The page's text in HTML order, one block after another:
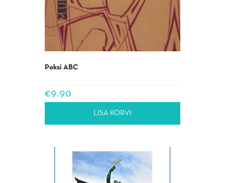
Poksi ABC
€9.90
LISA KORVI